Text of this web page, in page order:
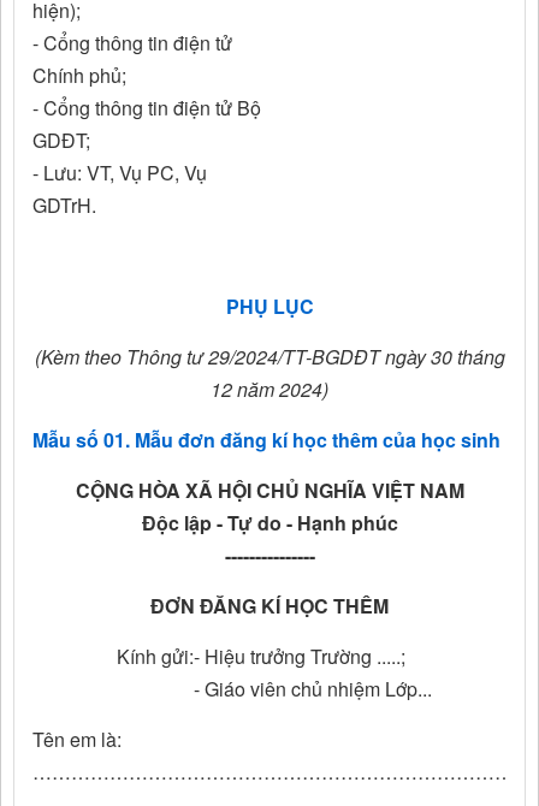
hiện);
- Cổng thông tin điện tử
Chính phủ;
- Cổng thông tin điện tử Bộ
GDĐT;
- Lưu: VT, Vụ PC, Vụ
GDTrH.
PHỤ LỤC
(Kèm theo Thông tư 29/2024/TT-BGDĐT ngày 30 tháng
12 năm 2024)
Mẫu số 01. Mẫu đơn đăng kí học thêm của học sinh
CỘNG HÒA XÃ HỘI CHỦ NGHĨA VIỆT NAM
Độc lập - Tự do - Hạnh phúc
---------------
ĐƠN ĐĂNG KÍ HỌC THÊM
Kính gửi:- Hiệu trưởng Trường .....;
- Giáo viên chủ nhiệm Lớp...
Tên em là: